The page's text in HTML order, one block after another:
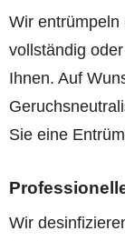
Wir
vollständig
Ihnen. Auf
Sie eine
Wir